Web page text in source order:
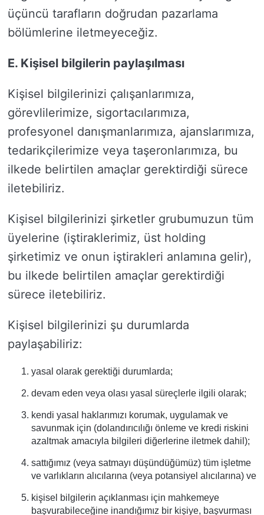
üçüncü tarafların doğrudan pazarlama
bölümlerine iletmeyeceğiz.
E. Kişisel bilgilerin paylaşılması
Kişisel bilgilerinizi çalışanlarımıza,
görevlilerimize, sigortacılarımıza,
profesyonel danışmanlarımıza, ajanslarımıza,
tedarikçilerimize veya taşeronlarımıza, bu
ilkede belirtilen amaçlar gerektirdiği sürece
iletebiliriz.
Kişisel bilgilerinizi şirketler grubumuzun tüm
üyelerine (iştiraklerimiz, üst holding
şirketimiz ve onun iştirakleri anlamına gelir),
bu ilkede belirtilen amaçlar gerektirdiği
sürece iletebiliriz.
Kişisel bilgilerinizi şu durumlarda
paylaşabiliriz:
yasal olarak gerektiği durumlarda;
devam eden veya olası yasal süreçlerle ilgili olarak;
kendi yasal haklarımızı korumak, uygulamak ve
savunmak için (dolandırıcılığı önleme ve kredi riskini
azaltmak amacıyla bilgileri diğerlerine iletmek dahil);
sattığımız (veya satmayı düşündüğümüz) tüm işletme
ve varlıkların alıcılarına (veya potansiyel alıcılarına) ve
kişisel bilgilerin açıklanması için mahkemeye
başvurabileceğine inandığımız bir kişiye, başvurması